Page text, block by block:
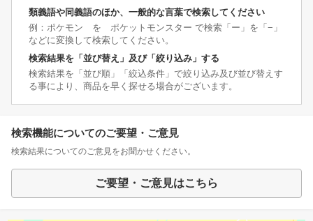
類義語や同義語のほか、一般的な言葉で検索してください
例：ポケモン を ポケットモンスター で検索「ー」を「−」
などに変換して検索してください。
検索結果を「並び替え」及び「絞り込み」する
検索結果を「並び順」「絞込条件」で絞り込み及び並び替えす
る事により、商品を早く探せる場合がございます。
検索機能についてのご要望・ご意見
検索結果についてのご意見をお聞かせください。
ご要望・ご意見はこちら